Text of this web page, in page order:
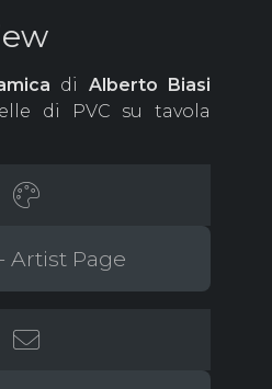
di Alberto
Biasi
di PVC su tavola
Artist Page